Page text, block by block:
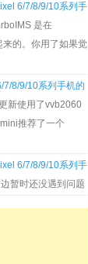
6/7/8/9/10系列手
是在
的。你用了如果觉
7/8/9/10系列手机的
新使用了vvb2060
推荐了一个
6/7/8/9/10系列手
暂时还没遇到问题